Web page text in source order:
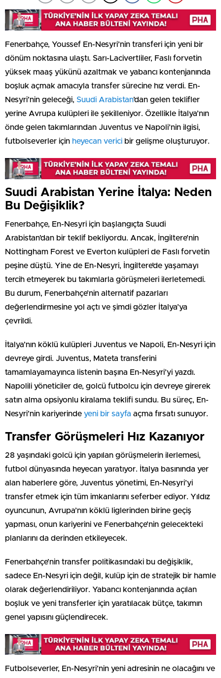
Fenerbahçe, Youssef En-Nesyri’nin transferi için yeni bir
dönüm noktasına ulaştı. Sarı-Lacivertliler, Faslı forvetin
yüksek maaş yükünü azaltmak ve yabancı kontenjanında
boşluk açmak amacıyla transfer sürecine hız verdi. En-
Nesyri’nin geleceği, Suudi Arabistan’dan gelen teklifler
yerine Avrupa kulüpleri ile şekilleniyor. Özellikle İtalya’nın
önde gelen takımlarından Juventus ve Napoli’nin ilgisi,
futbolseverler için heyecan verici bir gelişme oluşturuyor.
Suudi Arabistan Yerine İtalya: Neden
Bu Değişiklik?
Fenerbahçe, En-Nesyri için başlangıçta Suudi
Arabistan’dan bir teklif bekliyordu. Ancak, İngiltere’nin
Nottingham Forest ve Everton kulüpleri de Faslı forvetin
peşine düştü. Yine de En-Nesyri, İngiltere’de yaşamayı
tercih etmeyerek bu takımlarla görüşmeleri ilerletemedi.
Bu durum, Fenerbahçe’nin alternatif pazarları
değerlendirmesine yol açtı ve şimdi gözler İtalya’ya
çevrildi.
İtalya’nın köklü kulüpleri Juventus ve Napoli, En-Nesyri için
devreye girdi. Juventus, Mateta transferini
tamamlayamayınca listenin başına En-Nesyri’yi yazdı.
Napolili yöneticiler de, golcü futbolcu için devreye girerek
satın alma opsiyonlu kiralama teklifi sundu. Bu süreç, En-
Nesyri’nin kariyerinde yeni bir sayfa açma fırsatı sunuyor.
Transfer Görüşmeleri Hız Kazanıyor
28 yaşındaki golcü için yapılan görüşmelerin ilerlemesi,
futbol dünyasında heyecan yaratıyor. İtalya basınında yer
alan haberlere göre, Juventus yönetimi, En-Nesyri’yi
transfer etmek için tüm imkanlarını seferber ediyor. Yıldız
oyuncunun, Avrupa’nın köklü liglerinden birine geçiş
yapması, onun kariyerini ve Fenerbahçe’nin gelecekteki
planlarını da derinden etkileyecek.
Fenerbahçe’nin transfer politikasındaki bu değişiklik,
sadece En-Nesyri için değil, kulüp için de stratejik bir hamle
olarak değerlendiriliyor. Yabancı kontenjanında açılan
boşluk ve yeni transferler için yaratılacak bütçe, takımın
genel yapısını güçlendirecek.
Futbolseverler, En-Nesyri’nin yeni adresinin ne olacağını ve